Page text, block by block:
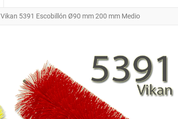
Vikan 5391 Escobillón Ø90 mm 200 mm Medio